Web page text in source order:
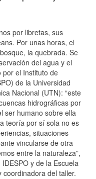
por libretas, sus
Por unas horas, el
la quebrada. Se
del agua y el
por el Instituto de
de la Universidad
Nacional (UTN): “este
hidrográficas por
ser humano sobre ella
teoría por sí sola no es
situaciones
vincularse de otra
entre la naturaleza”,
y de la Escuela
coordinadora del taller.